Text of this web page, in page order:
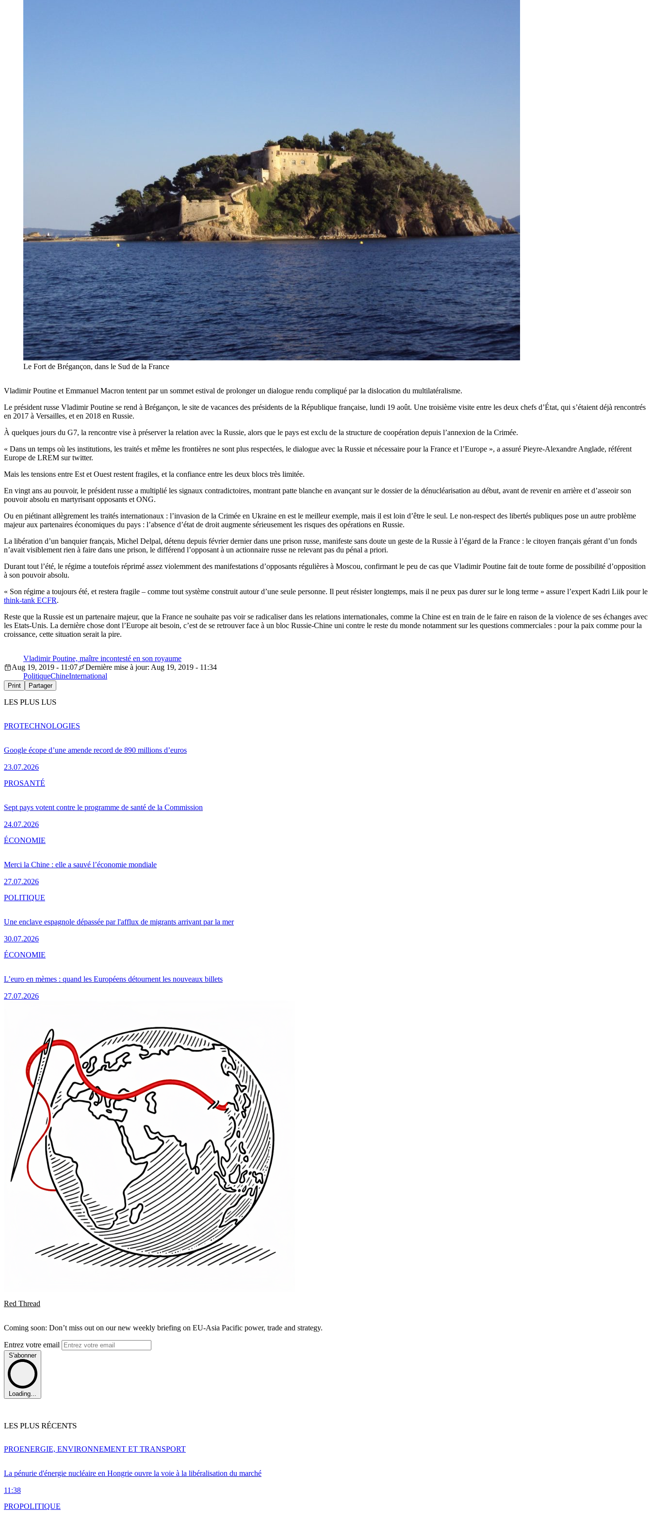
Le Fort de Brégançon, dans le Sud de la France
Vladimir Poutine et Emmanuel Macron tentent par un sommet estival de prolonger un dialogue rendu compliqué par la dislocation du multilatéralisme.
Le président russe Vladimir Poutine se rend à Brégançon, le site de vacances des présidents de la République française, lundi 19 août. Une troisième visite entre les deux chefs d’État, qui s’étaient déjà rencontrés
en 2017 à Versailles, et en 2018 en Russie.
À quelques jours du G7, la rencontre vise à préserver la relation avec la Russie, alors que le pays est exclu de la structure de coopération depuis l’annexion de la Crimée.
« Dans un temps où les institutions, les traités et même les frontières ne sont plus respectées, le dialogue avec la Russie et nécessaire pour la France et l’Europe », a assuré Pieyre-Alexandre Anglade, référent
Europe de LREM sur twitter.
Mais les tensions entre Est et Ouest restent fragiles, et la confiance entre les deux blocs très limitée.
En vingt ans au pouvoir, le président russe a multiplié les signaux contradictoires, montrant patte blanche en avançant sur le dossier de la dénucléarisation au début, avant de revenir en arrière et d’asseoir son
pouvoir absolu en martyrisant opposants et ONG.
Ou en piétinant allègrement les traités internationaux : l’invasion de la Crimée en Ukraine en est le meilleur exemple, mais il est loin d’être le seul. Le non-respect des libertés publiques pose un autre problème
majeur aux partenaires économiques du pays : l’absence d’état de droit augmente sérieusement les risques des opérations en Russie.
La libération d’un banquier français, Michel Delpal, détenu depuis février dernier dans une prison russe, manifeste sans doute un geste de la Russie à l’égard de la France : le citoyen français gérant d’un fonds
n’avait visiblement rien à faire dans une prison, le différend l’opposant à un actionnaire russe ne relevant pas du pénal a priori.
Durant tout l’été, le régime a toutefois réprimé assez violemment des manifestations d’opposants régulières à Moscou, confirmant le peu de cas que Vladimir Poutine fait de toute forme de possibilité d’opposition
à son pouvoir absolu.
« Son régime a toujours été, et restera fragile – comme tout système construit autour d’une seule personne. Il peut résister longtemps, mais il ne peux pas durer sur le long terme » assure l’expert Kadri Liik pour le
think-tank ECFR.
Reste que la Russie est un partenaire majeur, que la France ne souhaite pas voir se radicaliser dans les relations internationales, comme la Chine est en train de le faire en raison de la violence de ses échanges avec
les Etats-Unis. La dernière chose dont l’Europe ait besoin, c’est de se retrouver face à un bloc Russie-Chine uni contre le reste du monde notamment sur les questions commerciales : pour la paix comme pour la
croissance, cette situation serait la pire.
Vladimir Poutine, maître incontesté en son royaume
Aug 19, 2019 - 11:07
Dernière mise à jour: Aug 19, 2019 - 11:34
PolitiqueChineInternational
Print Partager
LES PLUS LUS
Google écope d’une amende record de 890 millions d’euros
23.07.2026
PROTECHNOLOGIES
Sept pays votent contre le programme de santé de la Commission
24.07.2026
PROSANTÉ
Merci la Chine : elle a sauvé l’économie mondiale
27.07.2026
ÉCONOMIE
Une enclave espagnole dépassée par l'afflux de migrants arrivant par la mer
30.07.2026
POLITIQUE
L’euro en mèmes : quand les Européens détournent les nouveaux billets
27.07.2026
ÉCONOMIE
Red Thread
Coming soon: Don’t miss out on our new weekly briefing on EU-Asia Pacific power, trade and strategy.
Entrez votre email
S'abonner
Loading...
LES PLUS RÉCENTS
La pénurie d'énergie nucléaire en Hongrie ouvre la voie à la libéralisation du marché
11:38
PROENERGIE, ENVIRONNEMENT ET TRANSPORT
PROPOLITIQUE